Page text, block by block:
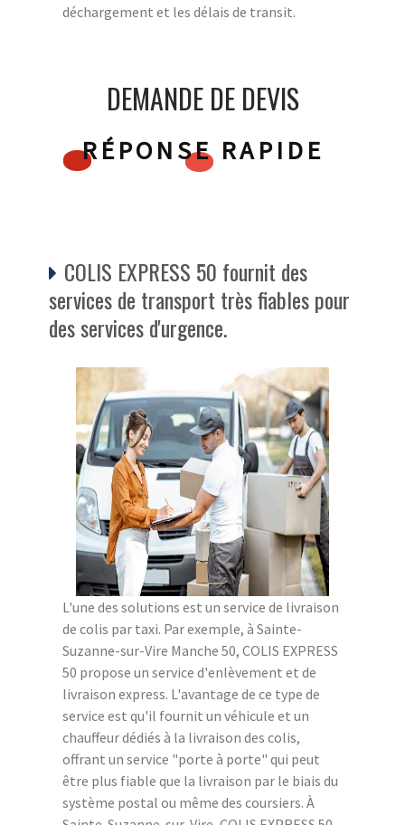
déchargement et les délais de transit.
DEMANDE DE DEVIS
RÉPONSE RAPIDE
COLIS EXPRESS 50 fournit des
services de transport très fiables pour
des services d'urgence.
L'une des solutions est un service de livraison
de colis par taxi. Par exemple, à Sainte-
Suzanne-sur-Vire Manche 50, COLIS EXPRESS
50 propose un service d'enlèvement et de
livraison express. L'avantage de ce type de
service est qu'il fournit un véhicule et un
chauffeur dédiés à la livraison des colis,
offrant un service "porte à porte" qui peut
être plus fiable que la livraison par le biais du
système postal ou même des coursiers. À